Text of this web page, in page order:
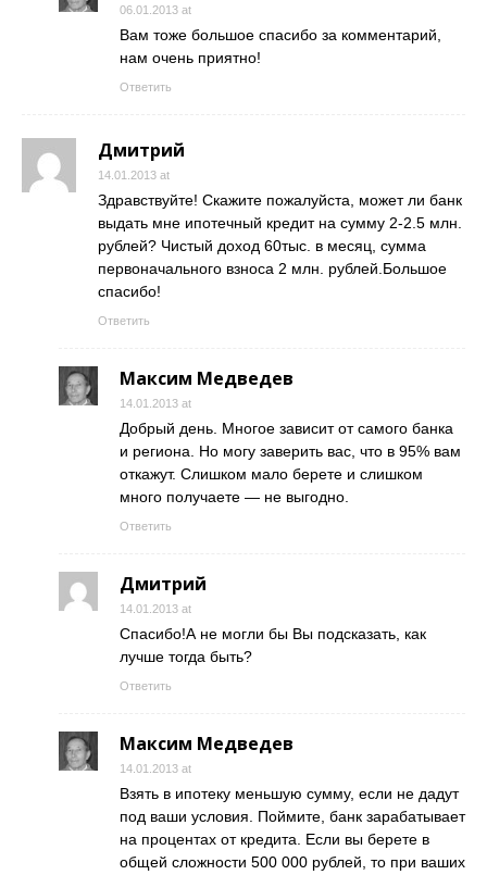
06.01.2013 at
Вам тоже большое спасибо за комментарий,
нам очень приятно!
Ответить
Дмитрий
14.01.2013 at
Здравствуйте! Скажите пожалуйста, может ли банк
выдать мне ипотечный кредит на сумму 2-2.5 млн.
рублей? Чистый доход 60тыс. в месяц, сумма
первоначального взноса 2 млн. рублей.Большое
спасибо!
Ответить
Максим Медведев
14.01.2013 at
Добрый день. Многое зависит от самого банка
и региона. Но могу заверить вас, что в 95% вам
откажут. Слишком мало берете и слишком
много получаете — не выгодно.
Ответить
Дмитрий
14.01.2013 at
Спасибо!А не могли бы Вы подсказать, как
лучше тогда быть?
Ответить
Максим Медведев
14.01.2013 at
Взять в ипотеку меньшую сумму, если не дадут
под ваши условия. Поймите, банк зарабатывает
на процентах от кредита. Если вы берете в
общей сложности 500 000 рублей, то при ваших